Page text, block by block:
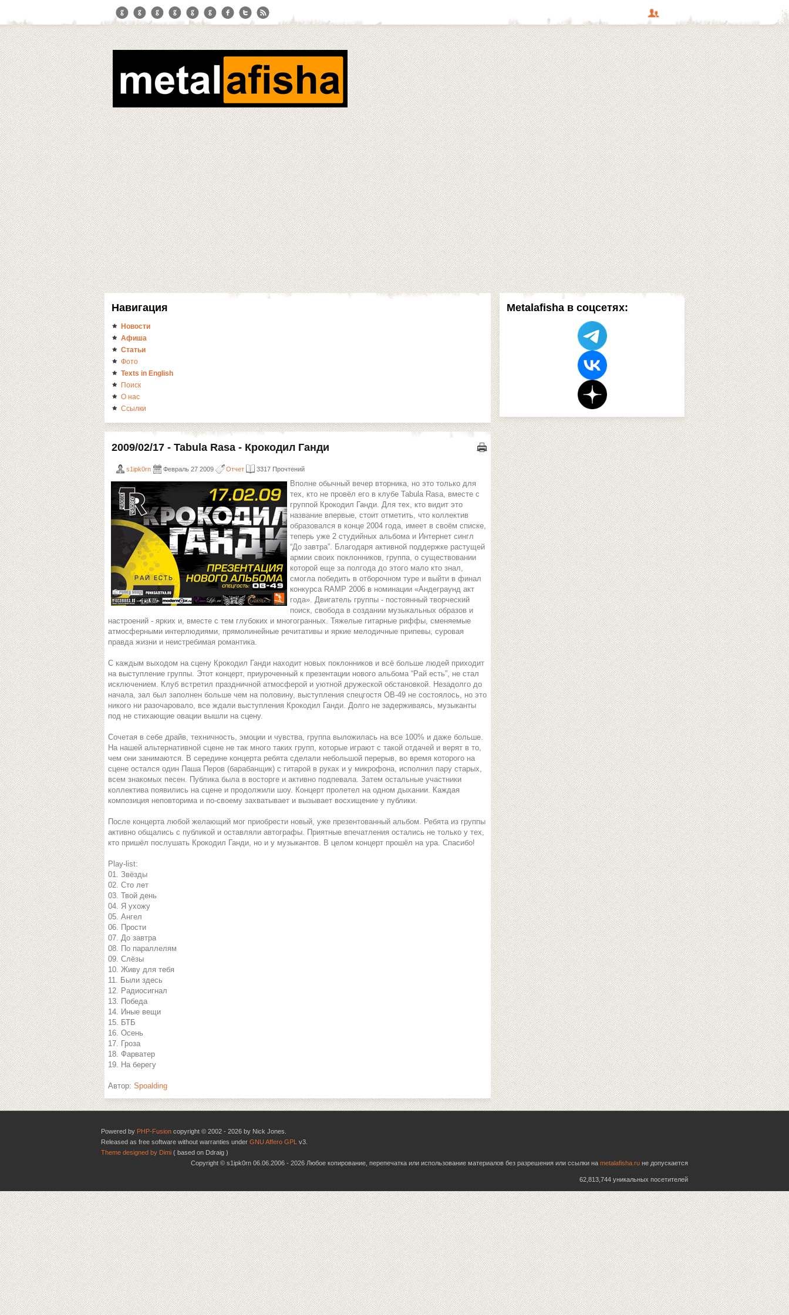
Metalafisha в соцсетях:
Навигация
Новости
Афиша
Статьи
Фото
Texts in English
Поиск
О нас
Ссылки
2009/02/17 - Tabula Rasa - Крокодил Ганди
s1ipk0rn Февраль 27 2009 Отчет 3317 Прочтений
Вполне обычный вечер вторника, но это только для
тех, кто не провёл его в клубе Tabula Rasa, вместе с
группой Крокодил Ганди. Для тех, кто видит это
название впервые, стоит отметить, что коллектив
образовался в конце 2004 года, имеет в своём списке,
теперь уже 2 студийных альбома и Интернет сингл
“До завтра”. Благодаря активной поддержке растущей
армии своих поклонников, группа, о существовании
которой еще за полгода до этого мало кто знал,
смогла победить в отборочном туре и выйти в финал
конкурса RAMP 2006 в номинации «Андеграунд акт
года». Двигатель группы - постоянный творческий
поиск, свобода в создании музыкальных образов и
настроений - ярких и, вместе с тем глубоких и многогранных. Тяжелые гитарные риффы, сменяемые
атмосферными интерлюдиями, прямолинейные речитативы и яркие мелодичные припевы, суровая
правда жизни и неистребимая романтика.
С каждым выходом на сцену Крокодил Ганди находит новых поклонников и всё больше людей приходит
на выступление группы. Этот концерт, приуроченный к презентации нового альбома “Рай есть”, не стал
исключением. Клуб встретил праздничной атмосферой и уютной дружеской обстановкой. Незадолго до
начала, зал был заполнен больше чем на половину, выступления спецгостя OB-49 не состоялось, но это
никого ни разочаровало, все ждали выступления Крокодил Ганди. Долго не задерживаясь, музыканты
под не стихающие овации вышли на сцену.
Сочетая в себе драйв, техничность, эмоции и чувства, группа выложилась на все 100% и даже больше.
На нашей альтернативной сцене не так много таких групп, которые играют с такой отдачей и верят в то,
чем они занимаются. В середине концерта ребята сделали небольшой перерыв, во время которого на
сцене остался один Паша Перов (барабанщик) с гитарой в руках и у микрофона, исполнил пару старых,
всем знакомых песен. Публика была в восторге и активно подпевала. Затем остальные участники
коллектива появились на сцене и продолжили шоу. Концерт пролетел на одном дыхании. Каждая
композиция неповторима и по-своему захватывает и вызывает восхищение у публики.
После концерта любой желающий мог приобрести новый, уже презентованный альбом. Ребята из группы
активно общались с публикой и оставляли автографы. Приятные впечатления остались не только у тех,
кто пришёл послушать Крокодил Ганди, но и у музыкантов. В целом концерт прошёл на ура. Спасибо!
Play-list:
01. Звёзды
02. Сто лет
03. Твой день
04. Я ухожу
05. Ангел
06. Прости
07. До завтра
08. По параллелям
09. Слёзы
10. Живу для тебя
11. Были здесь
12. Радиосигнал
13. Победа
14. Иные вещи
15. БТБ
16. Осень
17. Гроза
18. Фарватер
19. На берегу
Автор: Spoalding
Powered by PHP-Fusion copyright © 2002 - 2026 by Nick Jones.
Released as free software without warranties under GNU Affero GPL v3.
Theme designed by Dimi ( based on Ddraig )
Copyright © s1ipk0rn 06.06.2006 - 2026 Любое копирование, перепечатка или использование материалов без разрешения или ссылки на metalafisha.ru не допускается
62,813,744 уникальных посетителей